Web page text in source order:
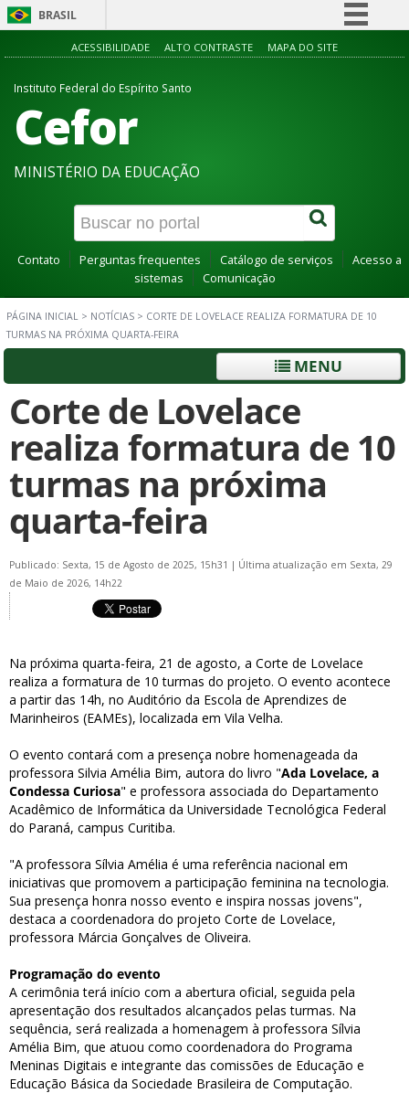
BRASIL
Simplifique!
ACESSIBILIDADE ALTO CONTRASTE MAPA DO SITE
Instituto Federal do Espírito Santo
Cefor
MINISTÉRIO DA EDUCAÇÃO
Contato Perguntas frequentes Catálogo de serviços
Acesso a
sistemas
Comunicação
PÁGINA INICIAL > NOTÍCIAS > CORTE DE LOVELACE REALIZA FORMATURA DE 10
TURMAS NA PRÓXIMA QUARTA-FEIRA
MENU
Corte de Lovelace
realiza formatura de 10
turmas na próxima
quarta-feira
Publicado: Sexta, 15 de Agosto de 2025, 15h31 | Última atualização em Sexta, 29
de Maio de 2026, 14h22
Na próxima quarta-feira, 21 de agosto, a Corte de Lovelace
realiza a formatura de 10 turmas do projeto. O evento acontece
a partir das 14h, no Auditório da Escola de Aprendizes de
Marinheiros (EAMEs), localizada em Vila Velha.
O evento contará com a presença nobre homenageada da
professora Silvia Amélia Bim, autora do livro "Ada Lovelace, a
Condessa Curiosa" e professora associada do Departamento
Acadêmico de Informática da Universidade Tecnológica Federal
do Paraná, campus Curitiba.
"A professora Sílvia Amélia é uma referência nacional em
iniciativas que promovem a participação feminina na tecnologia.
Sua presença honra nosso evento e inspira nossas jovens",
destaca a coordenadora do projeto Corte de Lovelace,
professora Márcia Gonçalves de Oliveira.
Programação do evento
A cerimônia terá início com a abertura oficial, seguida pela
apresentação dos resultados alcançados pelas turmas. Na
sequência, será realizada a homenagem à professora Sílvia
Amélia Bim, que atuou como coordenadora do Programa
Meninas Digitais e integrante das comissões de Educação e
Educação Básica da Sociedade Brasileira de Computação.